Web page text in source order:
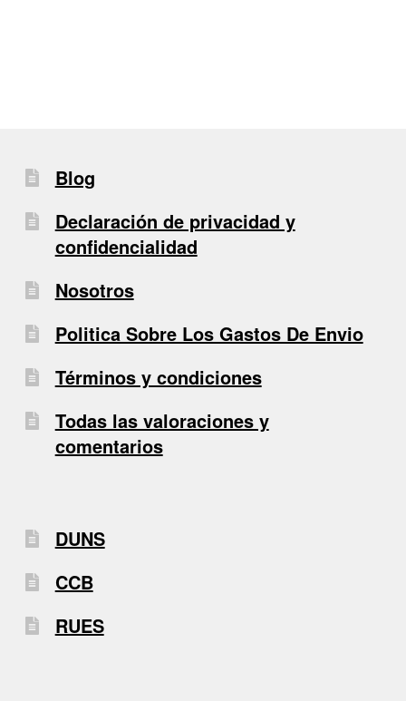
Blog
Declaración de privacidad y
confidencialidad
Nosotros
Politica Sobre Los Gastos De Envio
Términos y condiciones
Todas las valoraciones y
comentarios
DUNS
CCB
RUES